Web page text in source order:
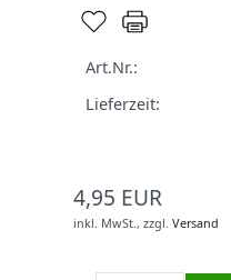
Art.Nr.:
Lieferzeit:
4,95 EUR
inkl. MwSt., zzgl. Versand